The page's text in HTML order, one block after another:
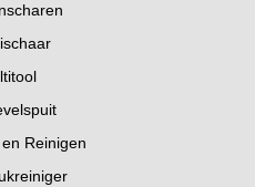
Reinigen